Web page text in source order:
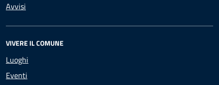
Avvisi
VIVERE IL COMUNE
Luoghi
Eventi